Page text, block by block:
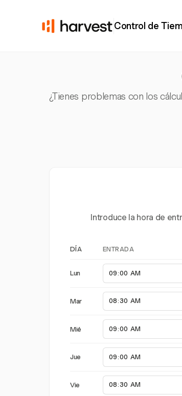
Control de
¿Tienes problemas con los
Introduce la hora de
DÍA ENTRADA
Lun
Mar
Mié
Jue
Vie